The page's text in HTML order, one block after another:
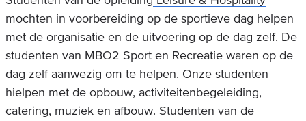
mochten in voorbereiding op de sportieve dag helpen
met de organisatie en de uitvoering op de dag zelf. De
studenten van MBO2 Sport en Recreatie waren op de
dag zelf aanwezig om te helpen. Onze studenten
hielpen met de opbouw, activiteitenbegeleiding,
catering, muziek en afbouw. Studenten van de